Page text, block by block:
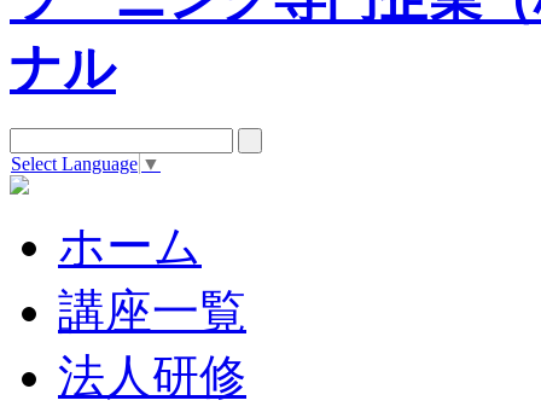
Select Language ▼
ホーム
講座一覧
法人研修